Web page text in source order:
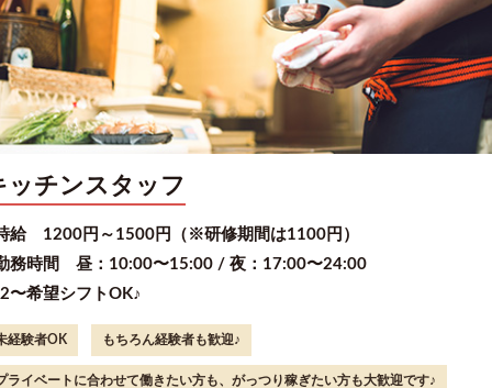
ッチンスタッフ
給 1200円～1500円（※研修期間は1100円）
務時間 昼：10:00〜15:00 / 夜：17:00〜24:00
〜希望シフトOK♪
経験者OK もちろん経験者も歓迎♪
ライベートに合わせて働きたい方も、がっつり稼ぎたい方も大歓迎です♪